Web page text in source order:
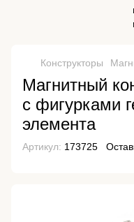
Конструкторы
Магнитный
с фигурками
элемента
Артикул: 173725